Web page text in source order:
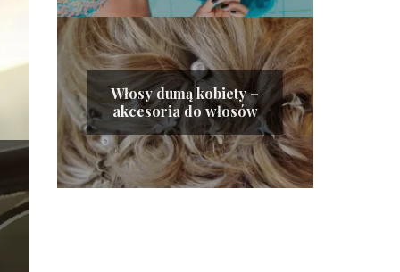
Włosy dumą kobiety –
akcesoria do włosów